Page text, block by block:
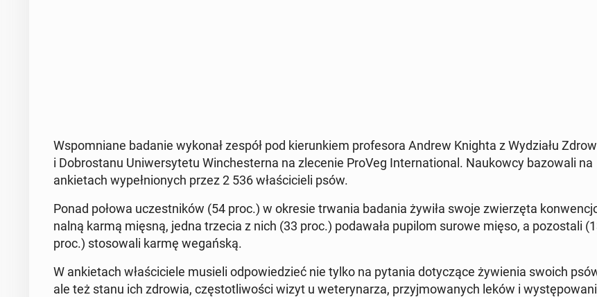
Wspo­mnia­ne badanie wykonał zespół pod kie­run­kiem pro­fe­so­ra Andrew Knighta z Wy­dzia­łu
i Do­bro­sta­nu Uni­wer­sy­te­tu Win­che­ster­na na zle­ce­nie ProVeg In­ter­na­tio­nal. Na­ukow­cy ba­zo­wa­li na
an­kie­tach wy­peł­nio­nych przez 2 536 wła­ści­cie­li psów.
Ponad połowa uczest­ni­ków (54 proc.) w okresie trwania badania żywiła swoje zwie­rzę­ta
nal­ną karmą mięsną, jedna trzecia z nich (33 proc.) po­da­wa­ła pupilom surowe mięso, a po­zo­sta­li
proc.) sto­so­wa­li karmę we­gań­ską.
W an­kie­tach wła­ści­cie­le musieli od­po­wie­dzieć nie tylko na pytania do­ty­czą­ce ży­wie­nia swoich
ale też stanu ich zdrowia, czę­sto­tli­wo­ści wizyt u we­te­ry­na­rza, przyj­mo­wa­nych leków i